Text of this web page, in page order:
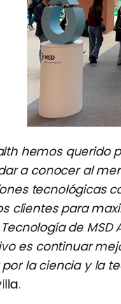
hemos
a conocer al
tecnológicas
clientes para
de
es continuar
la ciencia y la